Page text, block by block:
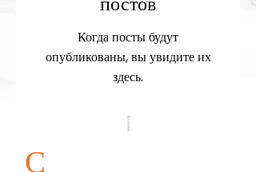
Когда посты будут
опубликованы, вы увидите их
здесь.
С